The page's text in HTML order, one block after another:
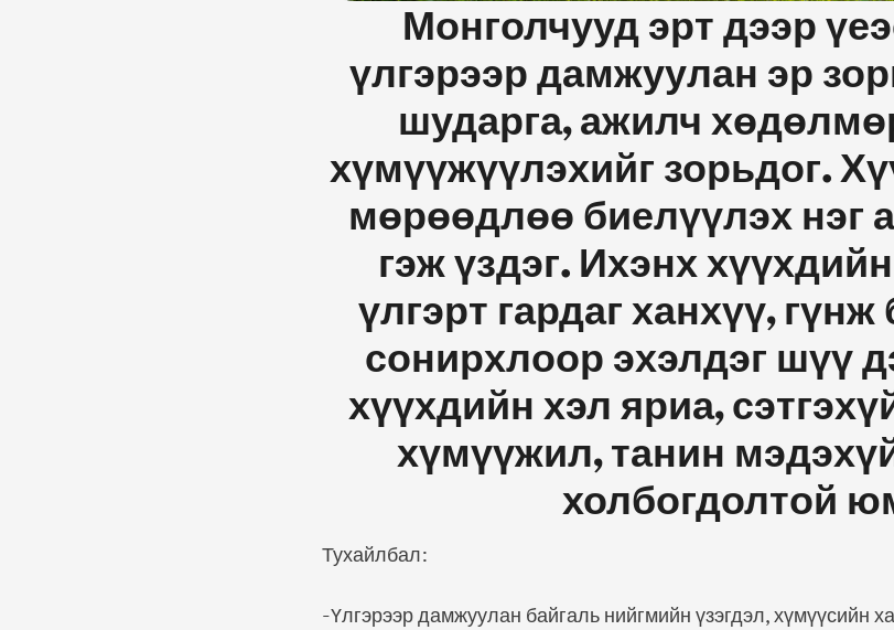
Монголчууд эрт дээр
үлгэрээр дамжуулан эр
шударга, ажилч
хүмүүжүүлэхийг зорьдог.
мөрөөдлөө биелүүлэх нэг
гэж үздэг. Ихэнх
үлгэрт гардаг ханхүү,
сонирхлоор эхэлдэг шүү
хүүхдийн хэл яриа,
хүмүүжил, танин
холбогдолтой
Тухайлбал:
-Үлгэрээр дамжуулан байгаль нийгмийн үзэгдэл, хүмүүсийн